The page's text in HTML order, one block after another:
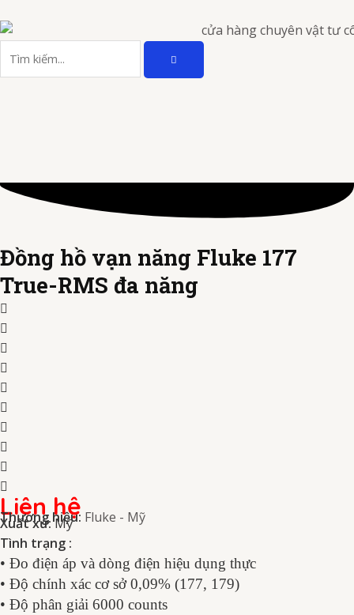
tới
dung
kiếm
TÌM
KIẾM
Đồng hồ vạn năng Fluke 177
True-RMS đa năng
Liên hệ
Thương hiệu: Fluke - Mỹ
Xuất xứ:Mỹ
Tình trạng :
• Đo điện áp và dòng điện hiệu dụng thực
• Độ chính xác cơ sở 0,09% (177, 179)
• Độ phân giải 6000 counts